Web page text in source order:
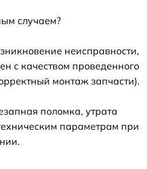
случаем?
неисправности,
с качеством проведенного
монтаж запчасти).
поломка, утрата
параметрам при